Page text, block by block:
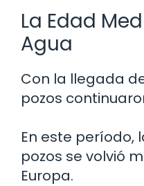
La Edad
Agua
Con la llegada
pozos
En este período,
pozos se volvió
Europa.